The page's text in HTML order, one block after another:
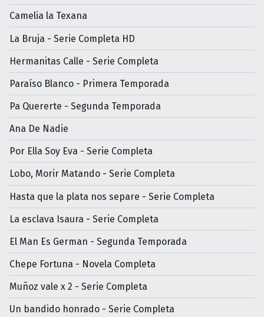
Camelia la Texana
La Bruja - Serie Completa HD
Hermanitas Calle - Serie Completa
Paraíso Blanco - Primera Temporada
Pa Quererte - Segunda Temporada
Ana De Nadie
Por Ella Soy Eva - Serie Completa
Lobo, Morir Matando - Serie Completa
Hasta que la plata nos separe - Serie Completa
La esclava Isaura - Serie Completa
El Man Es German - Segunda Temporada
Chepe Fortuna - Novela Completa
Muñoz vale x 2 - Serie Completa
Un bandido honrado - Serie Completa